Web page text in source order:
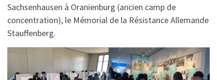
Sachsenhausen à Oranienburg (ancien camp de
concentration), le Mémorial de la Résistance Allemande
Stauffenberg.